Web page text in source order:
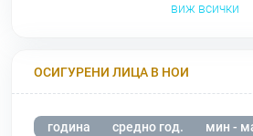
виж всички
ОСИГУРЕНИ ЛИЦА В НОИ
година средно год. мин -